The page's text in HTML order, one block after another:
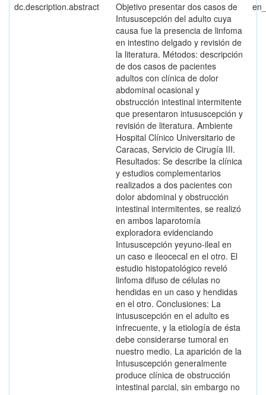
dc.description.abstract
Objetivo presentar dos casos de
Intususcepción del adulto cuya
causa fue la presencia de linfoma
en intestino delgado y revisión de
la literatura. Métodos: descripción
de dos casos de pacientes
adultos con clínica de dolor
abdominal ocasional y
obstrucción intestinal intermitente
que presentaron intususcepción y
revisión de literatura. Ambiente
Hospital Clínico Universitario de
Caracas, Servicio de Cirugía III.
Resultados: Se describe la clínica
y estudios complementarios
realizados a dos pacientes con
dolor abdominal y obstrucción
intestinal intermitentes, se realizó
en ambos laparotomía
exploradora evidenciando
Intususcepción yeyuno-ileal en
un caso e ileocecal en el otro. El
estudio histopatológico reveló
linfoma difuso de células no
hendidas en un caso y hendidas
en el otro. Conclusiones: La
intususcepción en el adulto es
infrecuente, y la etiología de ésta
debe considerarse tumoral en
nuestro medio. La aparición de la
Intususcepción generalmente
produce clínica de obstrucción
intestinal parcial, sin embargo no